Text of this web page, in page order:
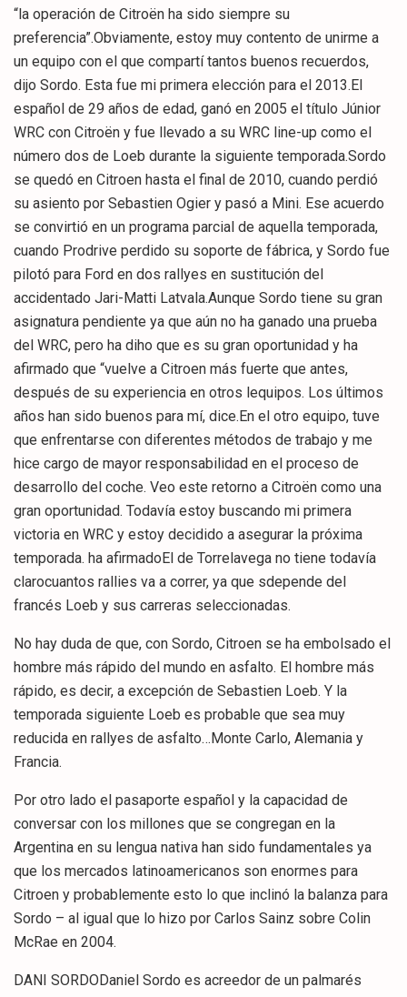
“la operación de Citroën ha sido siempre su
preferencia”.Obviamente, estoy muy contento de unirme a
un equipo con el que compartí tantos buenos recuerdos,
dijo Sordo. Esta fue mi primera elección para el 2013.El
español de 29 años de edad, ganó en 2005 el título Júnior
WRC con Citroën y fue llevado a su WRC line-up como el
número dos de Loeb durante la siguiente temporada.Sordo
se quedó en Citroen hasta el final de 2010, cuando perdió
su asiento por Sebastien Ogier y pasó a Mini. Ese acuerdo
se convirtió en un programa parcial de aquella temporada,
cuando Prodrive perdido su soporte de fábrica, y Sordo fue
pilotó para Ford en dos rallyes en sustitución del
accidentado Jari-Matti Latvala.Aunque Sordo tiene su gran
asignatura pendiente ya que aún no ha ganado una prueba
del WRC, pero ha diho que es su gran oportunidad y ha
afirmado que “vuelve a Citroen más fuerte que antes,
después de su experiencia en otros lequipos. Los últimos
años han sido buenos para mí, dice.En el otro equipo, tuve
que enfrentarse con diferentes métodos de trabajo y me
hice cargo de mayor responsabilidad en el proceso de
desarrollo del coche. Veo este retorno a Citroën como una
gran oportunidad. Todavía estoy buscando mi primera
victoria en WRC y estoy decidido a asegurar la próxima
temporada. ha afirmadoEl de Torrelavega no tiene todavía
clarocuantos rallies va a correr, ya que sdepende del
francés Loeb y sus carreras seleccionadas.
No hay duda de que, con Sordo, Citroen se ha embolsado el
hombre más rápido del mundo en asfalto. El hombre más
rápido, es decir, a excepción de Sebastien Loeb. Y la
temporada siguiente Loeb es probable que sea muy
reducida en rallyes de asfalto…Monte Carlo, Alemania y
Francia.
Por otro lado el pasaporte español y la capacidad de
conversar con los millones que se congregan en la
Argentina en su lengua nativa han sido fundamentales ya
que los mercados latinoamericanos son enormes para
Citroen y probablemente esto lo que inclinó la balanza para
Sordo – al igual que lo hizo por Carlos Sainz sobre Colin
McRae en 2004.
DANI SORDODaniel Sordo es acreedor de un palmarés